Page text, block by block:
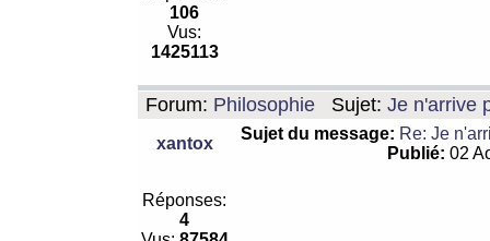
106
Vus:
1425113
Forum: Philosophie Sujet: Je n'arrive
xantox
Sujet du message: Re: Je
Publié: 02
Réponses:
4